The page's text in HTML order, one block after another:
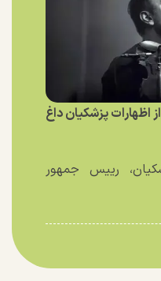
پزشکیان داغ
رییس جمهور